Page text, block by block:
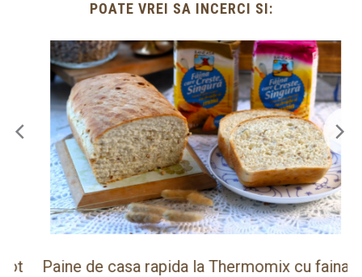
POATE VREI SA INCERCI SI:
Paine de casa rapida la Thermomix cu faina